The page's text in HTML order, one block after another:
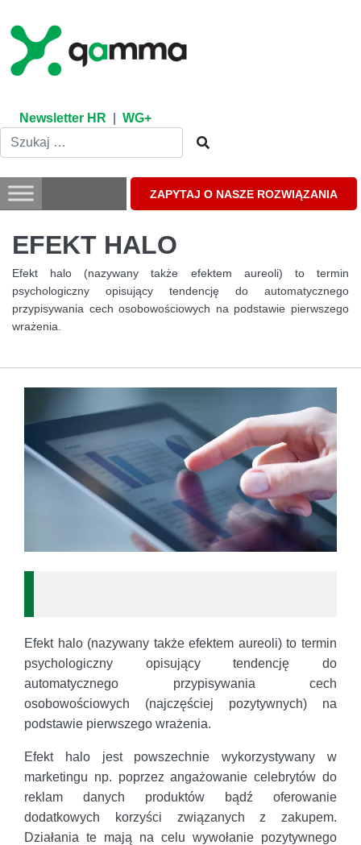
content
Newsletter HR WG+
ZAPYTAJ O NASZE ROZWIĄZANIA
EFEKT HALO
Efekt halo (nazywany także efektem aureoli) to termin
psychologiczny opisujący tendencję do automatycznego
przypisywania cech osobowościowych na podstawie pierwszego
wrażenia.
Efekt halo (nazywany także efektem aureoli) to termin
psychologiczny opisujący tendencję do
automatycznego przypisywania cech
osobowościowych (najczęściej pozytywnych) na
podstawie pierwszego wrażenia.
Efekt halo jest powszechnie wykorzystywany w
marketingu np. poprzez angażowanie celebrytów do
reklam danych produktów bądź oferowanie
dodatkowych korzyści związanych z zakupem.
Działania te mają na celu wywołanie pozytywnego